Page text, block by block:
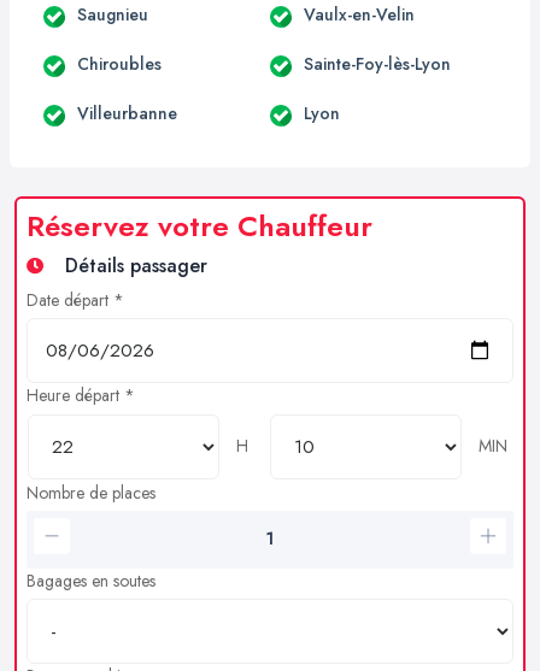
Saugnieu Vaulx-en-Velin
Chiroubles Sainte-Foy-lès-Lyon
Villeurbanne Lyon
Réservez votre Chauffeur
Détails passager
Date départ *
Heure départ *
H
MIN
Nombre de places
Bagages en soutes